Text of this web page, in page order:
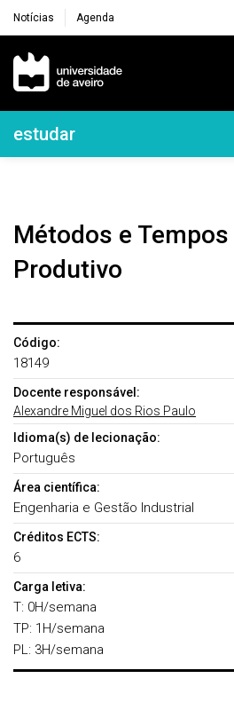
Notícias Agenda
Navegação Principal
Navegação Lateral
estudar
Métodos e Tempos no Processo
Produtivo
Código:
18149
Docente responsável:
Alexandre Miguel dos Rios Paulo
Idioma(s) de lecionação:
Português
Área científica:
Engenharia e Gestão Industrial
Créditos ECTS:
6
Carga letiva:
T: 0H/semana
TP: 1H/semana
PL: 3H/semana